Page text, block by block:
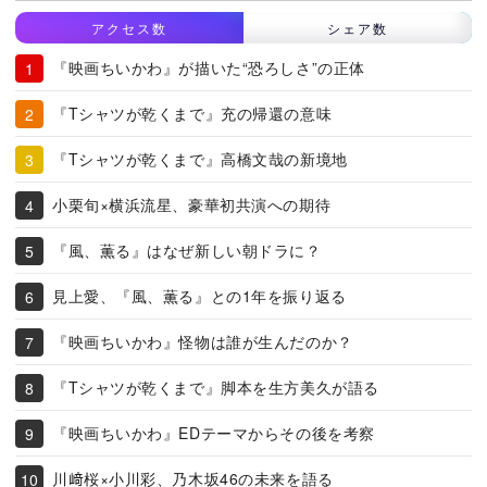
アクセス数 シェア数
『映画ちいかわ』が描いた“恐ろしさ”の正体
『Tシャツが乾くまで』充の帰還の意味
『Tシャツが乾くまで』高橋文哉の新境地
小栗旬×横浜流星、豪華初共演への期待
『風、薫る』はなぜ新しい朝ドラに？
見上愛、『風、薫る』との1年を振り返る
『映画ちいかわ』怪物は誰が生んだのか？
『Tシャツが乾くまで』脚本を生方美久が語る
『映画ちいかわ』EDテーマからその後を考察
川﨑桜×小川彩、乃木坂46の未来を語る